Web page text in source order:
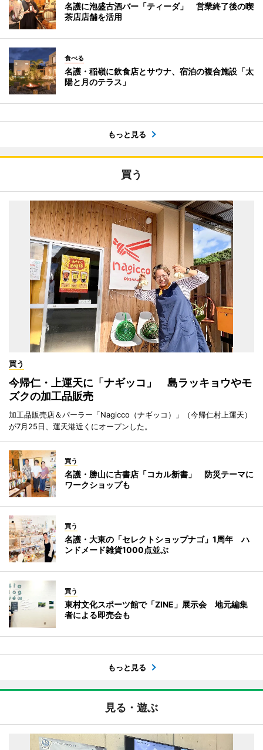
名護に泡盛古酒バー「ティーダ」 営業終了後の喫
茶店店舗を活用
食べる
名護・稲嶺に飲食店とサウナ、宿泊の複合施設「太
陽と月のテラス」
もっと見る
買う
買う
今帰仁・上運天に「ナギッコ」 島ラッキョウやモ
ズクの加工品販売
加工品販売店＆パーラー「Nagicco（ナギッコ）」（今帰仁村上運天）
が7月25日、運天港近くにオープンした。
買う
名護・勝山に古書店「コカル新書」 防災テーマに
ワークショップも
買う
名護・大東の「セレクトショップナゴ」1周年 ハ
ンドメード雑貨1000点並ぶ
買う
東村文化スポーツ館で「ZINE」展示会 地元編集
者による即売会も
もっと見る
見る・遊ぶ